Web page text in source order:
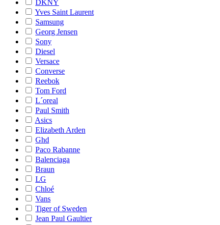
DKNY
Yves Saint Laurent
Samsung
Georg Jensen
Sony
Diesel
Versace
Converse
Reebok
Tom Ford
L´oreal
Paul Smith
Asics
Elizabeth Arden
Ghd
Paco Rabanne
Balenciaga
Braun
LG
Chloé
Vans
Tiger of Sweden
Jean Paul Gaultier